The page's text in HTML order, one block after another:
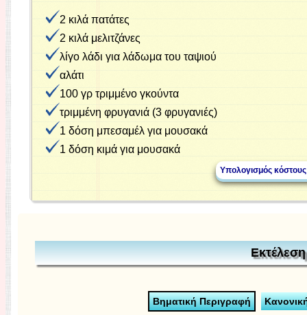
2 κιλά πατάτες
2 κιλά μελιτζάνες
λίγο λάδι για λάδωμα του ταψιού
αλάτι
100 γρ τριμμένο γκούντα
τριμμένη φρυγανιά (3 φρυγανιές)
1 δόση μπεσαμέλ για μουσακά
1 δόση κιμά για μουσακά
Εκτέλεση
Βηματική Περιγραφή